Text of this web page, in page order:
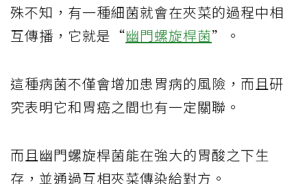
殊不知，有一種細菌就會在夾菜的過程中相
互傳播，它就是“幽門螺旋桿菌”。
這種病菌不僅會增加患胃病的風險，而且研
究表明它和胃癌之間也有一定關聯。
而且幽門螺旋桿菌能在強大的胃酸之下生
存，並通過互相夾菜傳染給對方。